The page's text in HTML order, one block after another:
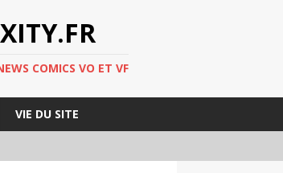
COMICS VO ET VF
VIE DU SITE